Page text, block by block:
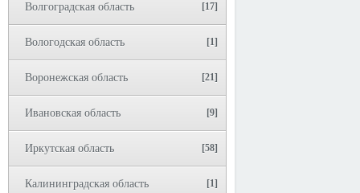
Волгоградская область [17]
Вологодская область [1]
Воронежская область [21]
Ивановская область [9]
Иркутская область [58]
Калининградская область [1]